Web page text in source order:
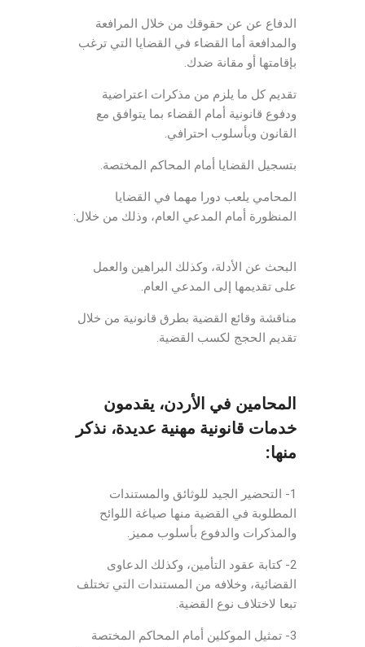
الدفاع عن عن حقوقك من خلال المرافعة
والمدافعة أما القضاء في القضايا التي ترغب
بإقامتها أو مقانة ضدك.
تقديم كل ما يلزم من مذكرات اعتراضية
ودفوع قانونية أمام القضاء بما يتوافق مع
القانون وبأسلوب احترافي.
بتسجيل القضايا أمام المحاكم المختصة.
المحامي يلعب دورا مهما في القضايا
المنظورة أمام المدعي العام، وذلك من خلال:
البحث عن الأدلة، وكذلك البراهين والعمل
على تقديمها إلى المدعي العام.
مناقشة وقائع القضية بطرق قانونية من خلال
تقديم الحجج لكسب القضية.
المحامين في الأردن، يقدمون
خدمات قانونية مهنية عديدة، نذكر
منها:
1- التحضير الجيد للوثائق والمستندات
المطلوبة في القضية منها صياغة اللوائح
والمذكرات والدفوع بأسلوب مميز.
2- كتابة عقود التأمين، وكذلك الدعاوى
القضائية، وخلافه من المستندات التي تختلف
تبعا لاختلاف نوع القضية.
3- تمثيل الموكلين أمام المحاكم المختصة